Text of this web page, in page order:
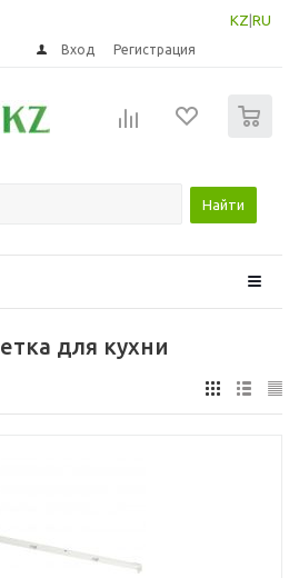
KZ RU
Вход Регистрация
Найти
для кухни